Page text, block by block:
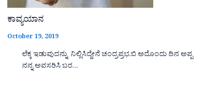
ಕಾವ್ಯಯಾನ
October 19, 2019
ಲೆಕ್ಕ ಇಡುವುದನ್ನು ನಿಲ್ಲಿಸಿದ್ದೇನೆ ಚಂದ್ರಪ್ರಭ.ಬಿ ಅದೊಂದು ದಿನ ಅಪ್ಪ
ನನ್ನ ಅವಸರಿಸಿ ಬರ…